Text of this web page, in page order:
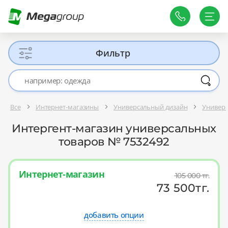
Фильтр
Все Интернет-магазины Универсальный дизайн
Интергент-магазин универсальных
товаров № 7532492
Интернет-магазин 105 000тг.
73 500тг.
добавить опции